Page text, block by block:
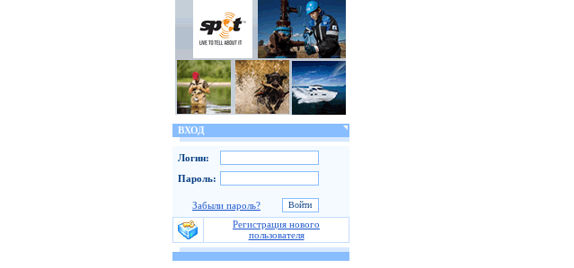
ВХОД
Логин:
Пароль:
Забыли пароль?
Регистрация нового
пользователя